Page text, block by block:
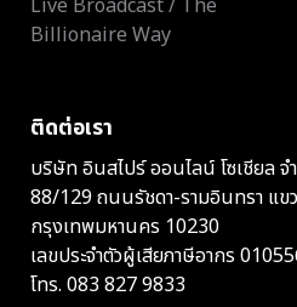
Billionaire Way
ติดต่อเรา
บริษัท อินสไปร์ ออนไลน์ โซเชียล จ
88/129 ถนนรัชดา-รามอินทรา แข
กรุงเทพมหานคร 10230
เลขประจำตัวผู้เสียภาษีอากร
โทร. 083 827 9833